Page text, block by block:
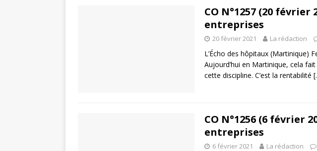
CO N°1257 (20 février
entreprises
20 février 2021 La rédaction
L’Écho des hôpitaux (Martinique)
Aujourd’hui en Martinique, cela
cette discipline. C’est la rentabilité
CO N°1256 (6 février
entreprises
6 février 2021 La rédaction